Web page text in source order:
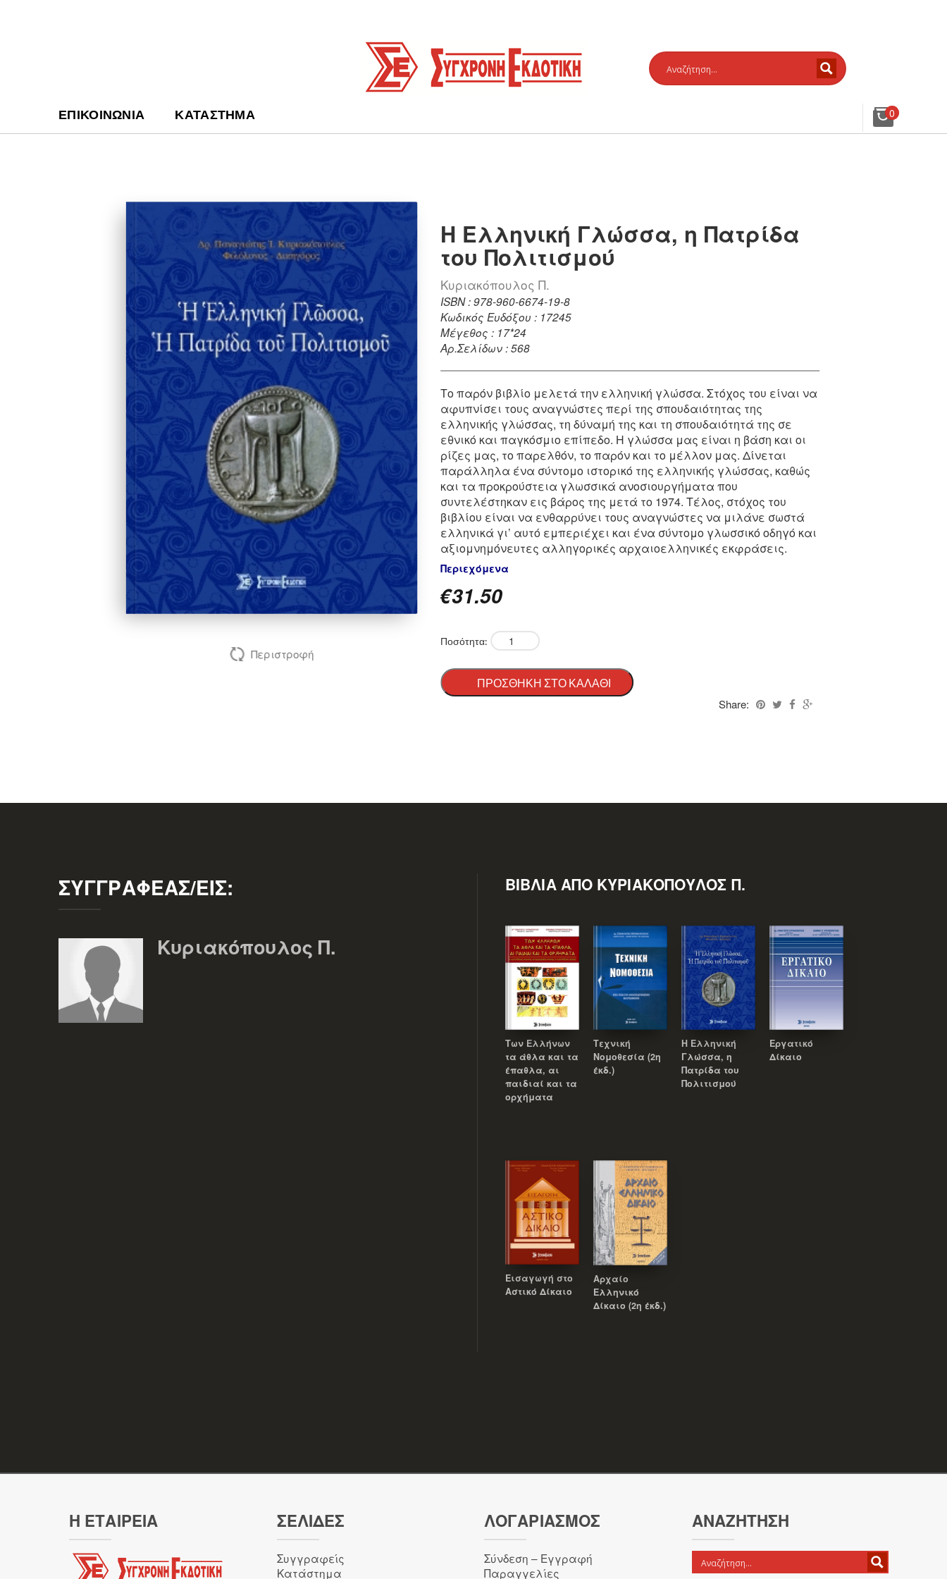
ΕΠΙΚΟΙΝΩΝΊΑ ΚΑΤΆΣΤΗΜΑ 0
Κυριακόπουλος Π.
Περιστροφή
Η Ελληνική Γλώσσα, η Πατρίδα
του Πολιτισμού
Κυριακόπουλος Π.
ISBN : 978-960-6674-19-8
Κωδικός Ευδόξου : 17245
Μέγεθος : 17*24
Αρ.Σελίδων : 568
Tο παρόν βιβλίο μελετά την ελληνική γλώσσα. Στόχος του είναι να
αφυπνίσει τους αναγνώστες περί της σπουδαιότητας της
ελληνικής γλώσσας, τη δύναμή της και τη σπουδαιότητά της σε
εθνικό και παγκόσμιο επίπεδο. H γλώσσα μας είναι η βάση και οι
ρίζες μας, το παρελθόν, το παρόν και το μέλλον μας. Δίνεται
παράλληλα ένα σύντομο ιστορικό της ελληνικής γλώσσας, καθώς
και τα προκρούστεια γλωσσικά ανοσιουργήματα που
συντελέστηκαν εις βάρος της μετά το 1974. Tέλος, στόχος του
βιβλίου είναι να ενθαρρύνει τους αναγνώστες να μιλάνε σωστά
ελληνικά γι’ αυτό εμπεριέχει και ένα σύντομο γλωσσικό οδηγό και
αξιομνημόνευτες αλληγορικές αρχαιοελληνικές εκφράσεις.
Περιεχόμενα
€31.50
Ποσότητα:
ΠΡΟΣΘΉΚΗ ΣΤΟ ΚΑΛΆΘΙ
Share:
ΣΥΓΓΡΑΦΈΑΣ/ΕΊΣ:
Κυριακόπουλος Π.
ΒΙΒΛΊΑ ΑΠΌ ΚΥΡΙΑΚΌΠΟΥΛΟΣ Π.
Των Ελλήνων
τα άθλα και τα
έπαθλα, αι
παιδιαί και τα
ορχήματα
Τεχνική
Νομοθεσία (2η
έκδ.)
Η Ελληνική
Γλώσσα, η
Πατρίδα του
Πολιτισμού
Εργατικό
Δίκαιο
Εισαγωγή στο
Αστικό Δίκαιο
Αρχαίο
Ελληνικό
Δίκαιο (2η έκδ.)
Η ΕΤΑΙΡΕΙΑ ΣΕΛΙΔΕΣ
Συγγραφείς
Κατάστημα
ΛΟΓΑΡΙΑΣΜΌΣ
Σύνδεση – Εγγραφή
Παραγγελίες
ΑΝΑΖΉΤΗΣΗ